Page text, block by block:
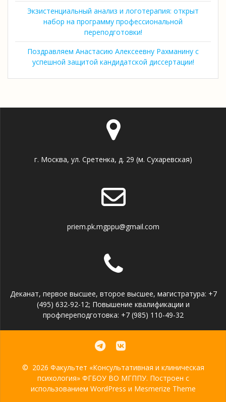
Экзистенциальный анализ и логотерапия: открыт
набор на программу профессиональной
переподготовки!
Поздравляем Анастасию Алексеевну Рахманину с
успешной защитой кандидатской диссертации!
г. Москва, ул. Сретенка, д. 29 (м. Сухаревская)
priem.pk.mgppu@gmail.com
Деканат, первое высшее, второе высшее, магистратура: +7
(495) 632-92-12; Повышение квалификации и
профпереподготовка: +7 (985) 110-49-32
© 2026 Факультет «Консультативная и клиническая
психология» ФГБОУ ВО МГППУ. Построен с
использованием WordPress и Mesmerize Theme